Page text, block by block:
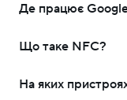
Де працює
Що таке NFC?
На яких